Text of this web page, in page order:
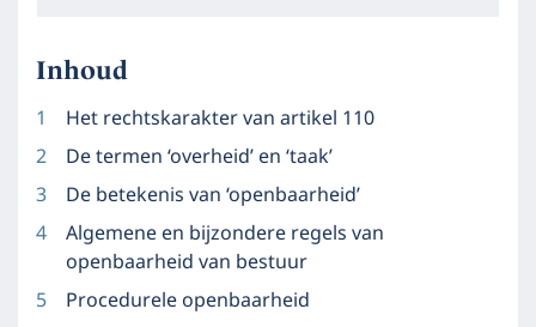
Inhoud
Het rechtskarakter van artikel 110
De termen ‘overheid’ en ‘taak’
De betekenis van ‘openbaarheid’
Algemene en bijzondere regels van
openbaarheid van bestuur
Procedurele openbaarheid